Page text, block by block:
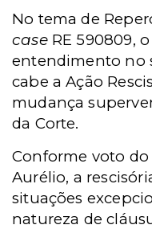
No tema de
caseRE 590809,
entendimento no
cabe a Ação
mudança
da Corte.
Conforme voto
Aurélio, a
situações
natureza de